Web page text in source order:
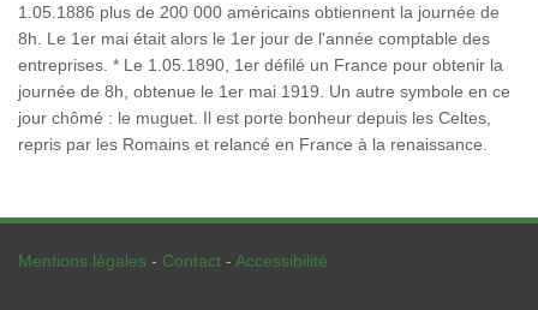
1.05.1886 plus de 200 000 américains obtiennent la journée de
8h. Le 1er mai était alors le 1er jour de l'année comptable des
entreprises. * Le 1.05.1890, 1er défilé un France pour obtenir la
journée de 8h, obtenue le 1er mai 1919. Un autre symbole en ce
jour chômé : le muguet. Il est porte bonheur depuis les Celtes,
repris par les Romains et relancé en France à la renaissance.
Mentions légales - Contact - Accessibilité